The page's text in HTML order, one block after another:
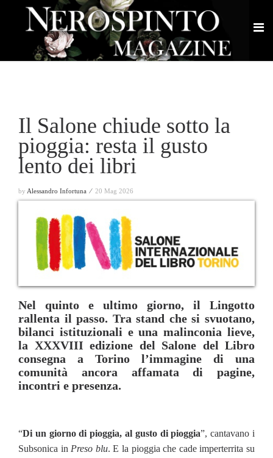
Il Salone chiude sotto la
pioggia: resta il gusto
lento dei libri
by Alessandro Infortuna ⁄ 20 Mag 2026
Nel quinto e ultimo giorno, il Lingotto
rallenta il passo. Tra stand che si svuotano,
bilanci istituzionali e una malinconia lieve,
la XXXVIII edizione del Salone del Libro
consegna a Torino l’immagine di una
comunità ancora affamata di pagine,
incontri e presenza.
“Di un giorno di pioggia, al gusto di pioggia”, cantavano i
Subsonica in Preso blu. E la pioggia che cade imperterrita su